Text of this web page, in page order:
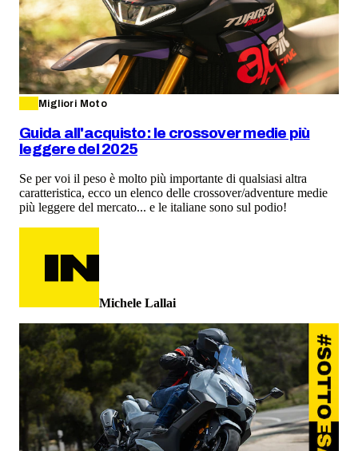
Migliori Moto
Guida all'acquisto: le crossover medie più
leggere del 2025
Se per voi il peso è molto più importante di qualsiasi altra
caratteristica, ecco un elenco delle crossover/adventure medie
più leggere del mercato... e le italiane sono sul podio!
Michele Lallai